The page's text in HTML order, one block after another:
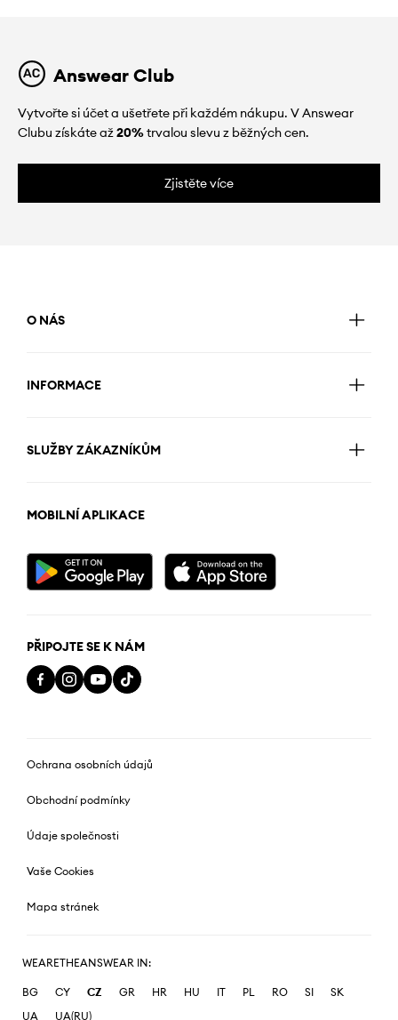
Answear Club
Vytvořte si účet a ušetřete při každém nákupu. V Answear
Clubu získáte až20%trvalou slevu z běžných cen.
Zjistěte více
O NÁS
INFORMACE
SLUŽBY ZÁKAZNÍKŮM
MOBILNÍ APLIKACE
PŘIPOJTE SE K NÁM
Ochrana osobních údajů
Obchodní podmínky
Údaje společnosti
Vaše Cookies
Mapa stránek
WEARETHEANSWEAR IN:
BG CY CZ GR HR HU IT PL RO SI
SK
UA
UA(RU)